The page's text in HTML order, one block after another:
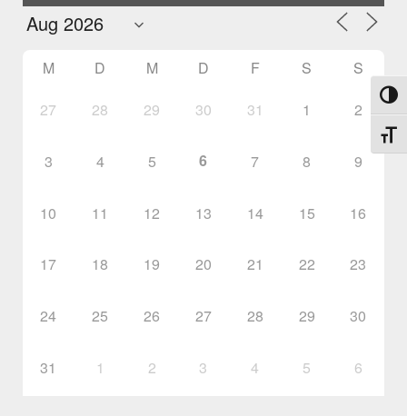
M D M D F S S
27 28 29 30 31 1 2
3 4 5 6 7 8 9
10 11 12 13 14 15 16
17 18 19 20 21 22 23
24 25 26 27 28 29 30
31 1 2 3 4 5 6